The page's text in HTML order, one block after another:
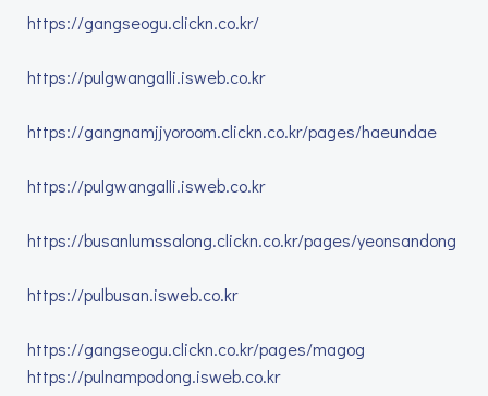
https://gangseogu.clickn.co.kr/
https://pulgwangalli.isweb.co.kr
https://gangnamjjyoroom.clickn.co.kr/pages/haeundae
https://pulgwangalli.isweb.co.kr
https://busanlumssalong.clickn.co.kr/pages/yeonsandong
https://pulbusan.isweb.co.kr
https://gangseogu.clickn.co.kr/pages/magog
https://pulnampodong.isweb.co.kr